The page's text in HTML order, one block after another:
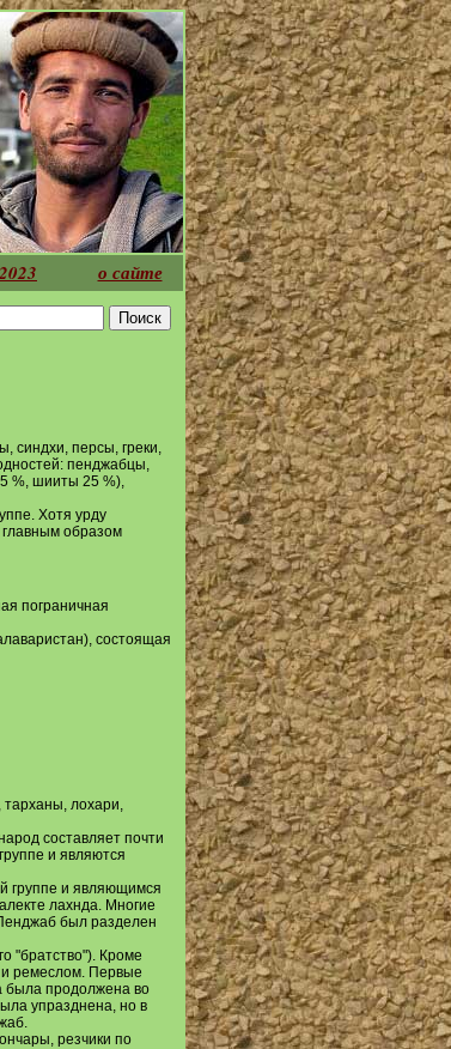
о сайте
синдхи, персы, греки,
пенджабцы,
%, шииты 25 %),
Хотя урду
образом
пограничная
состоящая
лохари,
составляет почти
и являются
группе и являющимся
лахнда. Многие
был разделен
"братство"). Кроме
и ремеслом. Первые
была продолжена во
упразднена, но в
резчики по